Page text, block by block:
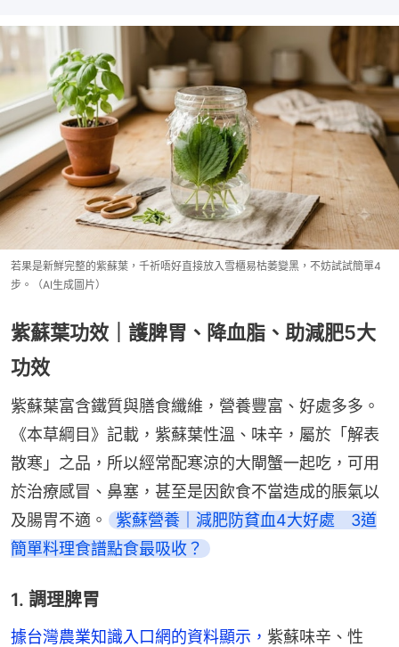
若果是新鮮完整的紫蘇葉，千祈唔好直接放入雪櫃易枯萎變黑，不妨試試簡單4
步。（AI生成圖片）
紫蘇葉功效｜護脾胃、降血脂、助減肥5大
功效
紫蘇葉富含鐵質與膳食纖維，營養豐富、好處多多。
《本草綱目》記載，紫蘇葉性溫、味辛，屬於「解表
散寒」之品，所以經常配寒涼的大閘蟹一起吃，可用
於治療感冒、鼻塞，甚至是因飲食不當造成的脹氣以
及腸胃不適。
紫蘇營養｜減肥防貧血4大好處　3道
簡單料理食譜點食最吸收？
1. 調理脾胃
據台灣農業知識入口網的資料顯示， 紫蘇味辛、性